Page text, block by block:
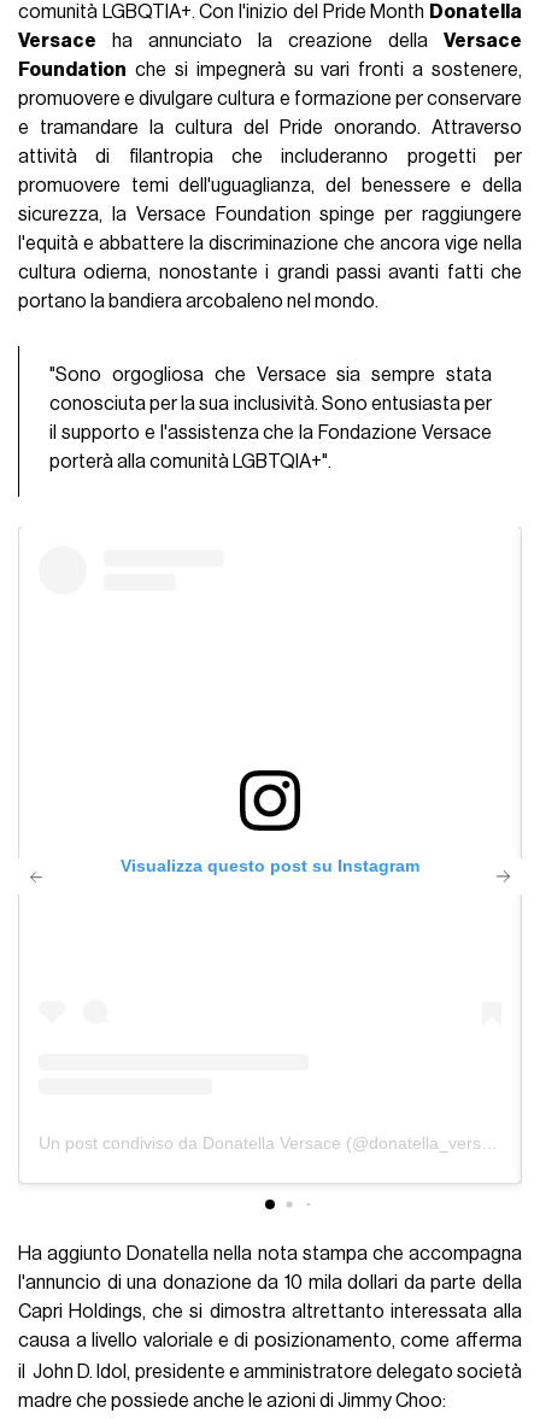
comunità LGBQTIA+. Con l'inizio del Pride Month Donatella
Versace ha annunciato la creazione della Versace
Foundation che si impegnerà su vari fronti a sostenere,
promuovere e divulgare cultura e formazione per conservare
e tramandare la cultura del Pride onorando. Attraverso
attività di filantropia che includeranno progetti per
promuovere temi dell'uguaglianza, del benessere e della
sicurezza, la Versace Foundation spinge per raggiungere
l'equità e abbattere la discriminazione che ancora vige nella
cultura odierna, nonostante i grandi passi avanti fatti che
portano la bandiera arcobaleno nel mondo.
"Sono orgogliosa che Versace sia sempre stata
conosciuta per la sua inclusività. Sono entusiasta per
il supporto e l'assistenza che la Fondazione Versace
porterà alla comunità LGBTQIA+".
Visualizza questo post su Instagram
Ha aggiunto Donatella nella nota stampa che accompagna
l'annuncio di una donazione da 10 mila dollari da parte della
Capri Holdings, che si dimostra altrettanto interessata alla
causa a livello valoriale e di posizionamento, come afferma
il
John D. Idol, presidente e amministratore delegato società
madre che possiede anche le azioni di Jimmy Choo: